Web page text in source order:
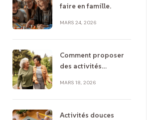
faire en famille.
MARS 24, 2026
Comment proposer
des activités
MARS 18, 2026
Activités douces